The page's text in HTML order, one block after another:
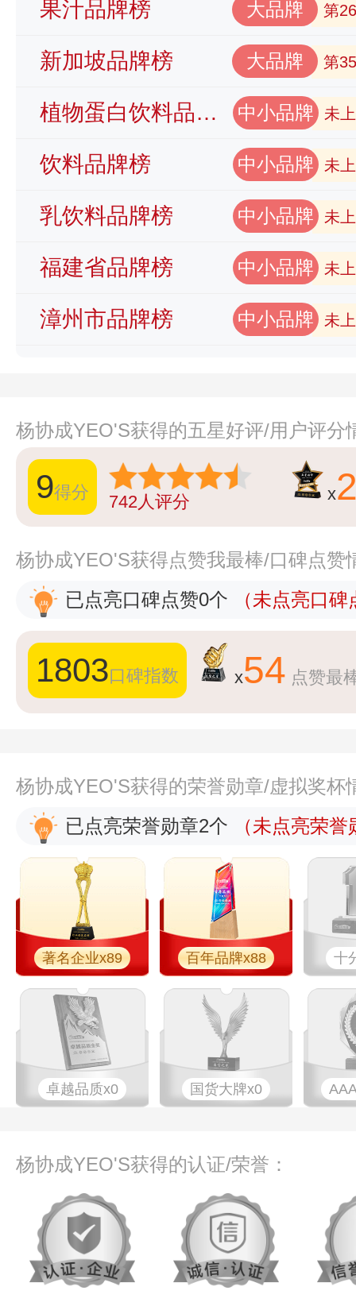
果汁品牌榜 大品牌 第
新加坡品牌榜 大品牌 第
植物蛋白饮料品牌榜 中小品牌 未
饮料品牌榜 中小品牌 未
乳饮料品牌榜 中小品牌 未
福建省品牌榜 中小品牌 未
漳州市品牌榜 中小品牌 未
杨协成YEO'S获得的五星好评/用户评分
9得分 742人评分 x
杨协成YEO'S获得点赞我最棒/口碑点赞
已点亮口碑点赞0个
（未点亮口
1803口碑指数 x54 点赞最
杨协成YEO'S获得的荣誉勋章/虚拟奖杯
已点亮荣誉勋章2个
（未点亮荣
著名企业x89 百年品牌x88 十
卓越品质x0 国货大牌x0
杨协成YEO'S获得的认证/荣誉：